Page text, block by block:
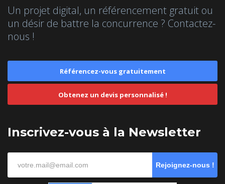
Un projet digital, un référencement gratuit ou
un désir de battre la concurrence ? Contactez-
nous !
Référencez-vous gratuitement
Obtenez un devis personnalisé !
Inscrivez-vous à la Newsletter
Rejoignez-nous !